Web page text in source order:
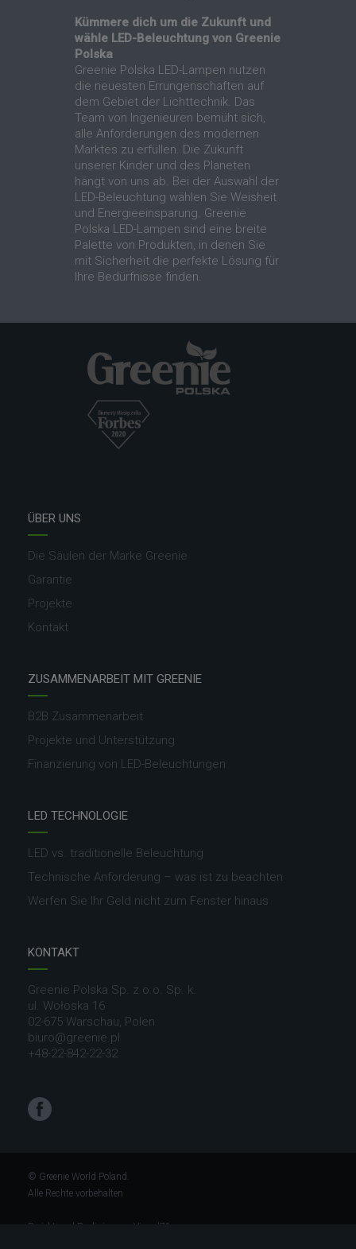
Kümmere dich um die Zukunft und
wähle LED-Beleuchtung von Greenie
Polska
Greenie Polska LED-Lampen nutzen
die neuesten Errungenschaften auf
dem Gebiet der Lichttechnik. Das
Team von Ingenieuren bemüht sich,
alle Anforderungen des modernen
Marktes zu erfüllen. Die Zukunft
unserer Kinder und des Planeten
hängt von uns ab. Bei der Auswahl der
LED-Beleuchtung wählen Sie Weisheit
und Energieeinsparung. Greenie
Polska LED-Lampen sind eine breite
Palette von Produkten, in denen Sie
mit Sicherheit die perfekte Lösung für
Ihre Bedürfnisse finden.
ÜBER UNS
Die Säulen der Marke Greenie
Garantie
Projekte
Kontakt
ZUSAMMENARBEIT MIT GREENIE
B2B Zusammenarbeit
Projekte und Unterstützung
Finanzierung von LED-Beleuchtungen
LED TECHNOLOGIE
LED vs. traditionelle Beleuchtung
Technische Anforderung – was ist zu beachten
Werfen Sie Ihr Geld nicht zum Fenster hinaus
KONTAKT
Greenie Polska Sp. z o.o. Sp. k.
ul. Wołoska 16
02-675 Warschau, Polen
biuro@greenie.pl
+48-22-842-22-32
Facebook
© Greenie World Poland.
Alle Rechte vorbehalten
Projekt und Realisierung: Visual71.com